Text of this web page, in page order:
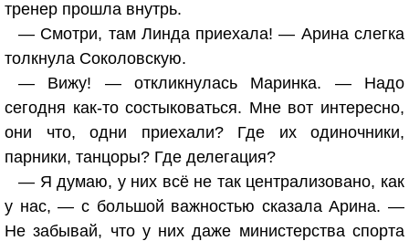
тренер прошла внутрь.
— Смотри, там Линда приехала! — Арина слегка
толкнула Соколовскую.
— Вижу! — откликнулась Маринка. — Надо
сегодня как-то состыковаться. Мне вот интересно,
они что, одни приехали? Где их одиночники,
парники, танцоры? Где делегация?
— Я думаю, у них всё не так централизовано, как
у нас, — с большой важностью сказала Арина. —
Не забывай, что у них даже министерства спорта